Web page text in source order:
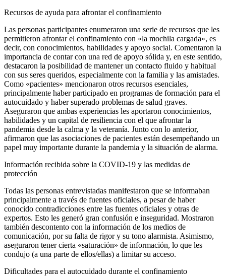
Recursos de ayuda para afrontar el confinamiento
Las personas participantes enumeraron una serie de recursos que les
permitieron afrontar el confinamiento con «la mochila cargada», es
decir, con conocimientos, habilidades y apoyo social. Comentaron la
importancia de contar con una red de apoyo sólida y, en este sentido,
destacaron la posibilidad de mantener un contacto fluido y habitual
con sus seres queridos, especialmente con la familia y las amistades.
Como «pacientes» mencionaron otros recursos esenciales,
principalmente haber participado en programas de formación para el
autocuidado y haber superado problemas de salud graves.
Aseguraron que ambas experiencias les aportaron conocimientos,
habilidades y un capital de resiliencia con el que afrontar la
pandemia desde la calma y la veteranía. Junto con lo anterior,
afirmaron que las asociaciones de pacientes están desempeñando un
papel muy importante durante la pandemia y la situación de alarma.
Información recibida sobre la COVID-19 y las medidas de
protección
Todas las personas entrevistadas manifestaron que se informaban
principalmente a través de fuentes oficiales, a pesar de haber
conocido contradicciones entre las fuentes oficiales y otras de
expertos. Esto les generó gran confusión e inseguridad. Mostraron
también descontento con la información de los medios de
comunicación, por su falta de rigor y su tono alarmista. Asimismo,
aseguraron tener cierta «saturación» de información, lo que les
condujo (a una parte de ellos/ellas) a limitar su acceso.
Dificultades para el autocuidado durante el confinamiento